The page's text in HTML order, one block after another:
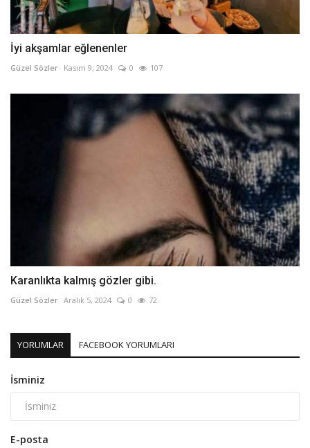
İyi akşamlar eğlenenler
Güzel Sözler Kasım 9, 2024 0 107
Karanlıkta kalmış gözler gibi.
Güzel Sözler Aralık 5, 2024 0 72
YORUMLAR FACEBOOK YORUMLARI
İsminiz
E-posta